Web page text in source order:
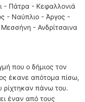
- Πάτρα - Κεφαλλονιά
- Ναύπλιο - Άργος -
- Ανδρίτσαινα
που ο δήμιος τον
έκανε απότομα πίσω,
ρίχτηκαν πάνω του.
έναν από τους